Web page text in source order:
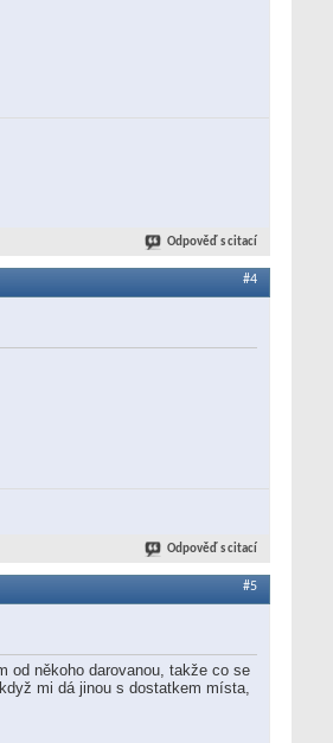
Odpověď s citací
#4
Odpověď s citací
#5
od někoho darovanou, takže co se
mi dá jinou s dostatkem místa,